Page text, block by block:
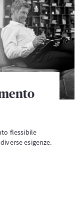
flessibile
esigenze.